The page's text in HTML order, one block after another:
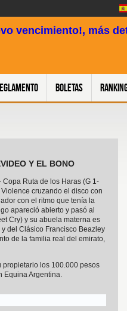
vencimiento!, más
Boletas
Y EL BONO
Ruta de los Haras (G 1-
cruzando el disco con
con el ritmo que tenía la
apareció abierto y pasó al
Cry) y su abuela materna es
del Clásico Francisco Beazley
de la familia real del emirato,
propietario los 100.000 pesos
Equina Argentina.